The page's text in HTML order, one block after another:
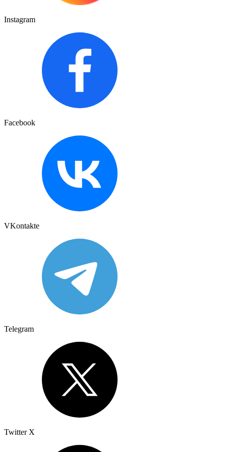
Instagram
Facebook
VKontakte
Telegram
Twitter X